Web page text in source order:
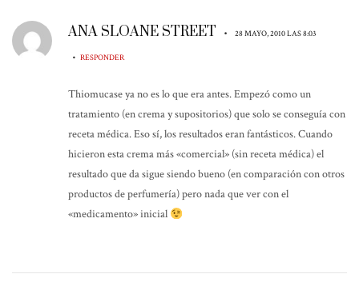
ANA SLOANE STREET • 28 MAYO, 2010 LAS 8:03
• RESPONDER
Thiomucase ya no es lo que era antes. Empezó como un
tratamiento (en crema y supositorios) que solo se conseguía con
receta médica. Eso sí, los resultados eran fantásticos. Cuando
hicieron esta crema más «comercial» (sin receta médica) el
resultado que da sigue siendo bueno (en comparación con otros
productos de perfumería) pero nada que ver con el
«medicamento» inicial